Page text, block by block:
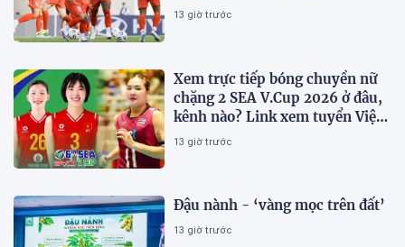
13 giờ trước
Xem trực tiếp bóng chuyền nữ
chặng 2 SEA V.Cup 2026 ở đâu,
kênh nào? Link xem tuyển Việt
Nam thi đấu
13 giờ trước
Đậu nành - ‘vàng mọc trên đất’
13 giờ trước